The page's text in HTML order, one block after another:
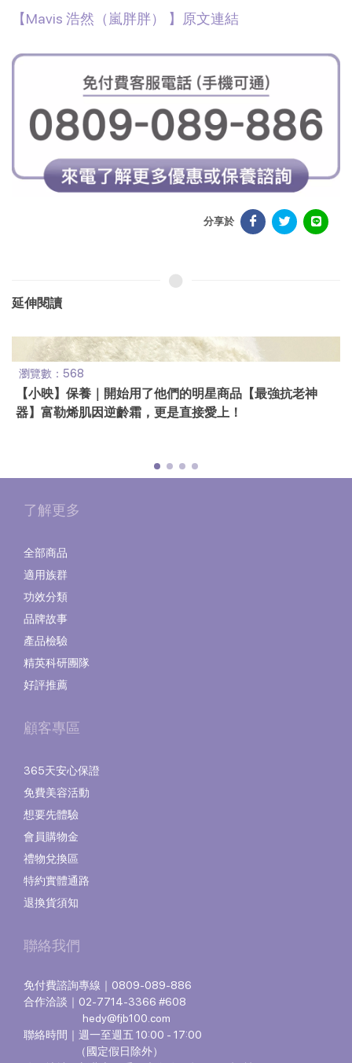
【Mavis 浩然（嵐胖胖） 】原文連結
分享於
延伸閱讀
瀏覽數：568
【小映】保養｜開始用了他們的明星商品【最強抗老神
器】富勒烯肌因逆齡霜，更是直接愛上！
了解更多
全部商品
適用族群
功效分類
品牌故事
產品檢驗
精英科研團隊
好評推薦
顧客專區
365天安心保證
免費美容活動
想要先體驗
會員購物金
禮物兌換區
特約實體通路
退換貨須知
聯絡我們
免付費諮詢專線｜0809-089-886
合作洽談｜02-7714-3366 #608
hedy@fjb100.com
聯絡時間｜週一至週五 10:00 - 17:00
（國定假日除外）